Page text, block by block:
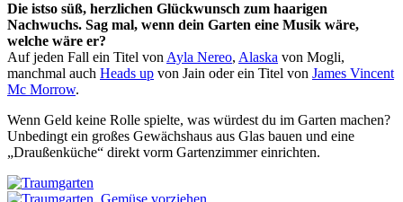
Die istso süß, herzlichen Glückwunsch zum haarigen
Nachwuchs. Sag mal, wenn dein Garten eine Musik wäre,
welche wäre er?
Auf jeden Fall ein Titel vonAyla Nereo, Alaska von Mogli,
manchmal auch Heads up von Jain oder ein Titel von James Vincent
Mc Morrow.
Wenn Geld keine Rolle spielte, was würdest du im Garten machen?
Unbedingt ein großes Gewächshaus aus Glas bauen und eine
„Draußenküche“ direkt vorm Gartenzimmer einrichten.